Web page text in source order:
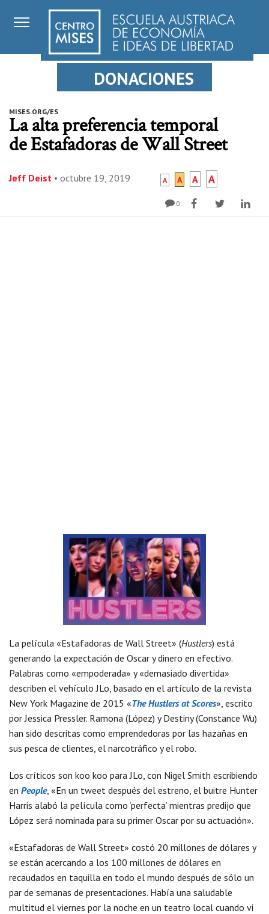
DONACIONES
MISES.ORG/ES
La alta preferencia temporal
de Estafadoras de Wall Street
Jeff Deist • octubre 19, 2019 A A A A
0
La película «Estafadoras de Wall Street» (Hustlers) está
generando la expectación de Oscar y dinero en efectivo.
Palabras como «empoderada» y «demasiado divertida»
describen el vehículo JLo, basado en el artículo de la revista
New York Magazine de 2015 «The Hustlers at Scores», escrito
por Jessica Pressler. Ramona (López) y Destiny (Constance Wu)
han sido descritas como emprendedoras por las hazañas en
sus pesca de clientes, el narcotráfico y el robo.
Los críticos son koo koo para JLo, con Nigel Smith escribiendo
en People, «En un tweet después del estreno, el buitre Hunter
Harris alabó la película como ‘perfecta’ mientras predijo que
López será nominada para su primer Oscar por su actuación».
«Estafadoras de Wall Street» costó 20 millones de dólares y
se están acercando a los 100 millones de dólares en
recaudados en taquilla en todo el mundo después de sólo un
par de semanas de presentaciones. Había una saludable
multitud el viernes por la noche en un teatro local cuando vi